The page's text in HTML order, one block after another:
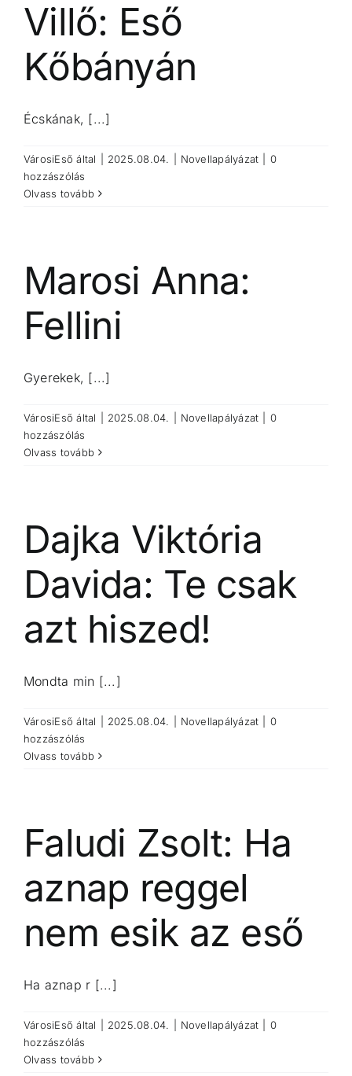
Villő: Eső
Kőbányán
Écskának, [...]
VárosiEső által 2025.08.04. Novellapályázat
0
hozzászólás
Olvass tovább
Marosi Anna:
Fellini
Gyerekek, [...]
VárosiEső által 2025.08.04. Novellapályázat
0
hozzászólás
Olvass tovább
Dajka Viktória
Davida: Te csak
azt hiszed!
Mondta min [...]
VárosiEső által 2025.08.04. Novellapályázat
0
hozzászólás
Olvass tovább
Faludi Zsolt: Ha
aznap reggel
nem esik az eső
Ha aznap r [...]
VárosiEső által 2025.08.04. Novellapályázat
0
hozzászólás
Olvass tovább